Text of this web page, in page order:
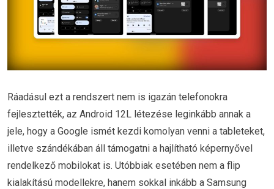
Ráadásul ezt a rendszert nem is igazán telefonokra
fejlesztették, az Android 12L létezése leginkább annak a
jele, hogy a Google ismét kezdi komolyan venni a tableteket,
illetve szándékában áll támogatni a hajlítható képernyővel
rendelkező mobilokat is. Utóbbiak esetében nem a flip
kialakítású modellekre, hanem sokkal inkább a Samsung